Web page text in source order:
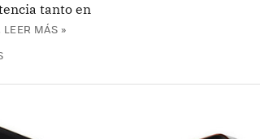
tanto en
LEER MÁS »